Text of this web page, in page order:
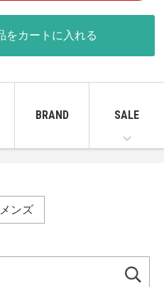
をカートに入れる
BRAND SALE
メンズ